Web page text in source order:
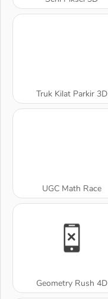
Truk Kilat Parkir 3D
UGC Math Race
Geometry Rush 4D